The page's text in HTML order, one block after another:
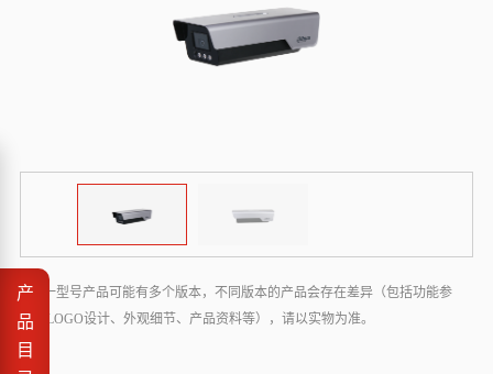
* 同一型号产品可能有多个版本，不同版本的产品会存在差异（包括功能参
数、LOGO设计、外观细节、产品资料等），请以实物为准。
产
品
目